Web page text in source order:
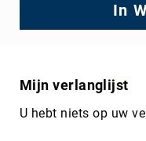
In
Mijn verlanglijst
U hebt niets op uw